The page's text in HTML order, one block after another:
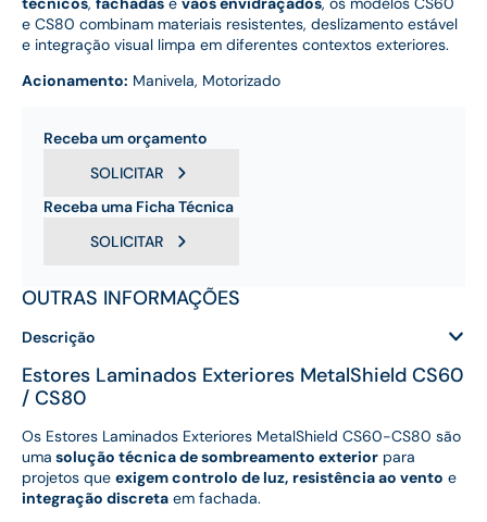
e CS80 combinam materiais resistentes, deslizamento estável
e integração visual limpa em diferentes contextos exteriores.
Acionamento: Manivela, Motorizado
Receba um orçamento
SOLICITAR
Receba uma Ficha Técnica
SOLICITAR
OUTRAS INFORMAÇÕES
Descrição
Estores Laminados Exteriores MetalShield CS60
/ CS80
Os Estores Laminados Exteriores MetalShield CS60-CS80 são
uma solução técnica de sombreamento exterior para
projetos que exigem controlo de luz, resistência ao vento e
integração discreta em fachada.